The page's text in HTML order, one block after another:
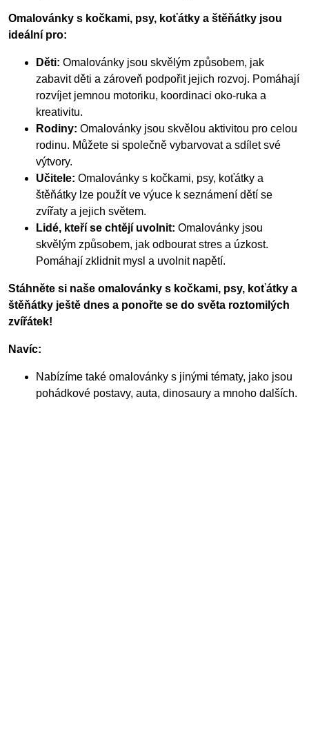
Omalovánky s kočkami, psy, koťátky a štěňátky jsou
ideální pro:
Děti: Omalovánky jsou skvělým způsobem, jak
zabavit děti a zároveň podpořit jejich rozvoj. Pomáhají
rozvíjet jemnou motoriku, koordinaci oko-ruka a
kreativitu.
Rodiny: Omalovánky jsou skvělou aktivitou pro celou
rodinu. Můžete si společně vybarvovat a sdílet své
výtvory.
Učitele: Omalovánky s kočkami, psy, koťátky a
štěňátky lze použít ve výuce k seznámení dětí se
zvířaty a jejich světem.
Lidé, kteří se chtějí uvolnit: Omalovánky jsou
skvělým způsobem, jak odbourat stres a úzkost.
Pomáhají zklidnit mysl a uvolnit napětí.
Stáhněte si naše omalovánky s kočkami, psy, koťátky a
štěňátky ještě dnes a ponořte se do světa roztomilých
zvířátek!
Navíc:
Nabízíme také omalovánky s jinými tématy, jako jsou
pohádkové postavy, auta, dinosaury a mnoho dalších.